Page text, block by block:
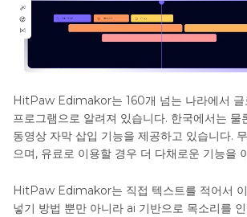
HitPaw Edimakor는 160개 넘는 나라에서 글
프로그램으로 알려져 있습니다. 한국에서는 물
동영상 자막 삽입 기능을 제공하고 있습니다.
으며, 유료로 이용할 경우 더 다채로운 기능을
HitPaw Edimakor는 직접 텍스트를 적어서
넣기 방법 뿐만 아니라 ai 기반으로 목소리를